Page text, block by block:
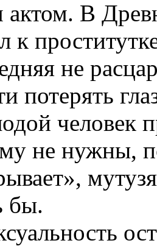
В
к
не
потерять
человек
не нужны,
бы.